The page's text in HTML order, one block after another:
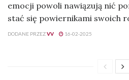
emocji powoli nawiązują nić
stać się powiernikami swoich
DODANE PRZEZVV 16-02-2025